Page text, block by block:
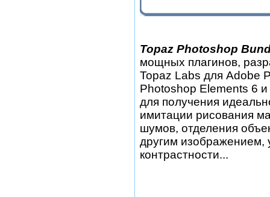
Topaz Photoshop
мощных плагинов,
Topaz Labs для Adobe
Photoshop Elements 6
для получения
имитации рисования
шумов, отделения
другим изображением,
контрастности...